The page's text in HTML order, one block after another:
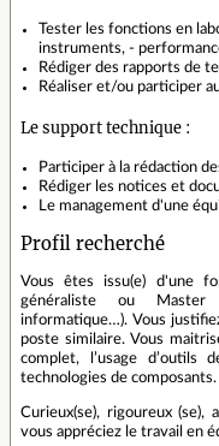
Tester les fonctions en
instruments, -
Rédiger des rapports de
Réaliser et/ou participer
Le support technique :
Participer à la rédaction
Rédiger les notices et
Le management d'une
Profil recherché
Vous êtes issu(e) d'une
généraliste ou Master
informatique…). Vous
poste similaire. Vous
complet, l’usage
technologies de composants.
Curieux(se), rigoureux
vous appréciez le travail en